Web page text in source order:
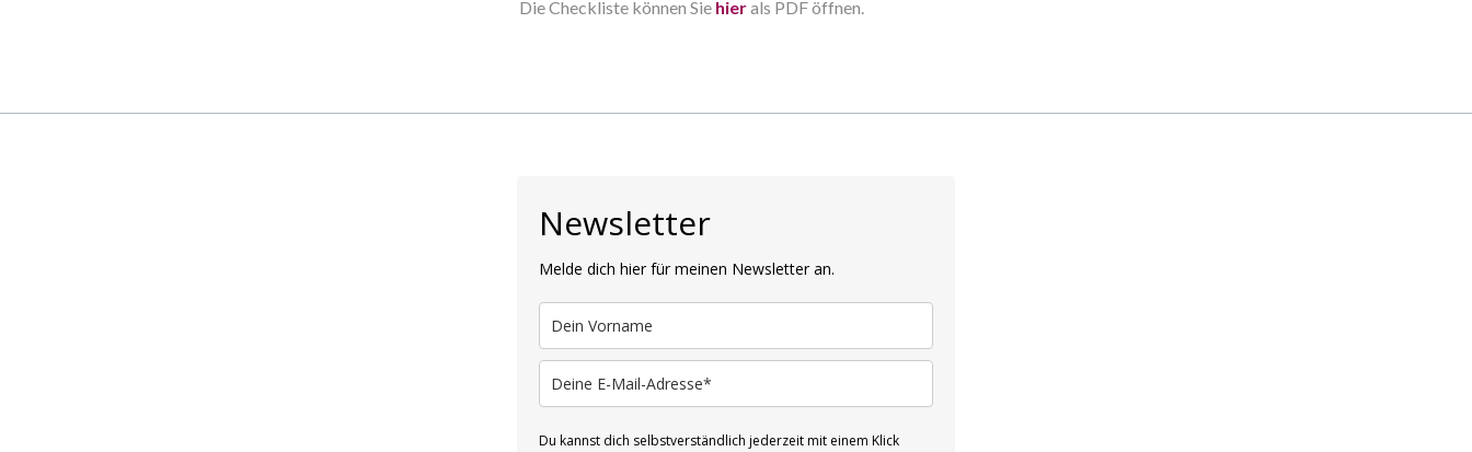
Die Checkliste können Sie hierals PDF öffnen.
Newsletter
Melde dich hier für meinen Newsletter an.
Du kannst dich selbstverständlich jederzeit mit einem Klick